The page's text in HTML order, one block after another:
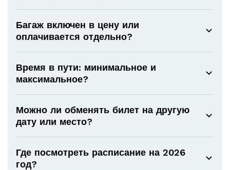
Багаж включен в цену или
оплачивается отдельно?
Время в пути: минимальное и
максимальное?
Можно ли обменять билет на другую
дату или место?
Где посмотреть расписание на 2026
год?